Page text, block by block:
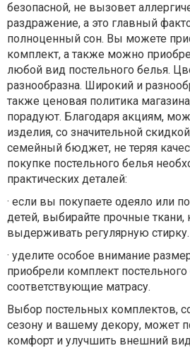
безопасной, не вызовет
раздражение, а это главный
полноценный сон. Вы можете
комплект, а также можно
любой вид постельного белья.
разнообразна. Широкий и
также ценовая политика
порадуют. Благодаря акциям,
изделия, со значительной
семейный бюджет, не теряя
покупке постельного белья
практических деталей:
· если вы покупаете одеяло или
детей, выбирайте прочные ткани,
выдерживать регулярную стирку.
· уделите особое внимание
приобрели комплект постельного
соответствующие матрасу.
Выбор постельных комплектов,
сезону и вашему декору, может
комфорт и улучшить внешний